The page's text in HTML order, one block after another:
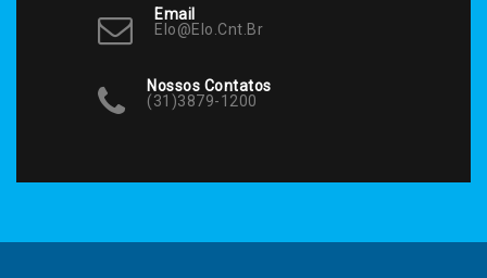
Email
Elo@elo.cnt.br
Nossos Contatos
(31)3879-1200